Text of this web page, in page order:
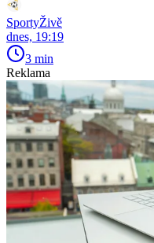
SportyŽivě
dnes, 19:19
3 min
Reklama